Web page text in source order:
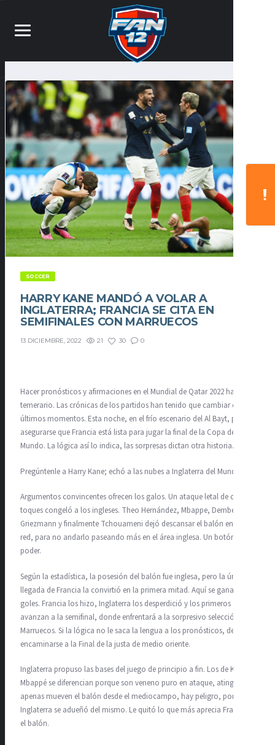
SOCCER
HARRY KANE MANDÓ A VOLAR A
INGLATERRA; FRANCIA SE CITA EN
SEMIFINALES CON MARRUECOS
13 DICIEMBRE, 2022 21 30 0
Hacer pronósticos y afirmaciones en el Mundial de Qatar 2022 ha sido
temerario. Las crónicas de los partidos han tenido que cambiar en los
últimos momentos. Esta noche, en el frío escenario del Al Bayt, podría
asegurarse que Francia está lista para jugar la final de la Copa del
Mundo. La lógica así lo indica, las sorpresas dictan otra historia.
Pregúntenle a Harry Kane; echó a las nubes a Inglaterra del Mundial.
Argumentos convincentes ofrecen los galos. Un ataque letal de cuatro
toques congeló a los ingleses. Theo Hernández, Mbappe, Dembele,
Griezmann y finalmente Tchouameni dejó descansar el balón en la
red, para no andarlo paseando más en el área inglesa. Un botón de
poder.
Según la estadística, la posesión del balón fue inglesa, pero la única
llegada de Francia la convirtió en la primera mitad. Aquí se gana con
goles. Francia los hizo, Inglaterra los desperdició y los primeros
avanzan a la semifinal, donde enfrentará a la sorpresivo selección de
Marruecos. Si la lógica no le saca la lengua a los pronósticos, debe
encaminarse a la Final de la justa de medio oriente.
Inglaterra propuso las bases del juego de principio a fin. Los de Kylian
Mbappé se diferencian porque son veneno puro en ataque, atingentes,
apenas mueven el balón desde el mediocampo, hay peligro, por eso
Inglaterra se adueñó del mismo. Le quitó lo que más aprecia Francia:
el balón.